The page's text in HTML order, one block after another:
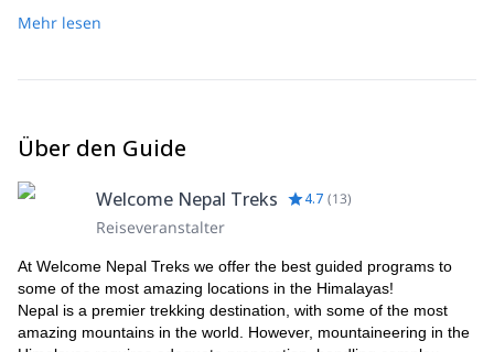
Mehr lesen
Über den Guide
Welcome Nepal Treks 4.7 (13)
Reiseveranstalter
At Welcome Nepal Treks we offer the best guided programs to
some of the most amazing locations in the Himalayas!
Nepal is a premier trekking destination, with some of the most
amazing mountains in the world. However, mountaineering in the